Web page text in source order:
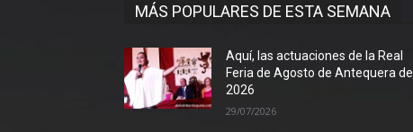
MÁS POPULARES DE ESTA SEMANA
Aquí, las actuaciones de la Real
Feria de Agosto de Antequera de
2026
29/07/2026